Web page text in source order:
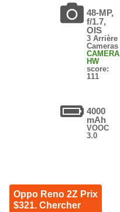
48-MP,
f/1.7,
OIS
3 Arrière
Cameras
CAMERA
HW
score:
111
4000
mAh
VOOC
3.0
Oppo Reno 2Z Prix
$321. Chercher